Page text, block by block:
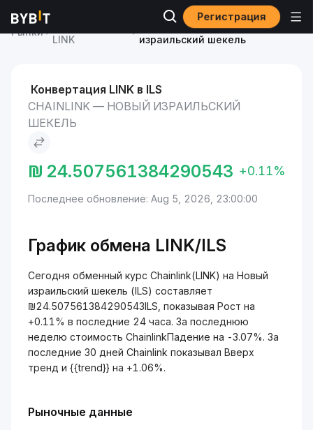
Регистрация
Рынки
LINK
Chainlink to Новый
израильский шекель
Конвертация LINK в ILS
CHAINLINK — НОВЫЙ ИЗРАИЛЬСКИЙ
ШЕКЕЛЬ
₪ 24.507561384290543 +0.11%
Последнее обновление: Aug 5, 2026, 23:00:00
График обмена LINK/ILS
Сегодня обменный курс Chainlink(LINK) на Новый
израильский шекель (ILS) составляет
₪24.507561384290543ILS, показывая Рост на
+0.11% в последние 24 часа. За последнюю
неделю стоимость ChainlinkПадение на -3.07%. За
последние 30 дней Chainlink показывал Вверх
тренд и {{trend}} на +1.06%.
Рыночные данные